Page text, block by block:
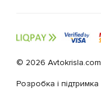
© 2026 Avtokrisla.com
Розробка і підтримка